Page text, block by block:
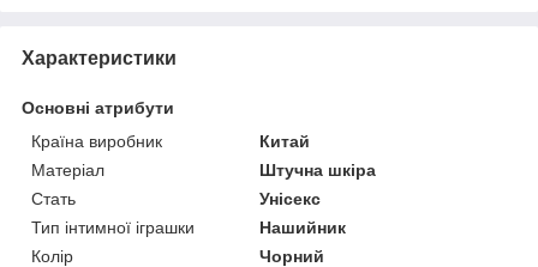
Характеристики
Основні атрибути
Країна виробник
Китай
Матеріал
Штучна шкіра
Стать
Унісекс
Тип інтимної іграшки
Нашийник
Колір
Чорний